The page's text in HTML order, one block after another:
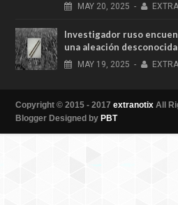
MAY 20, 2025 -
Investigador ruso
una aleación desconocida
MAY 19, 2025 -
Copyright © 2015 - 2017 extranotix All
Blogger Designed by PBT